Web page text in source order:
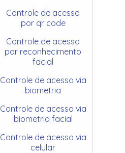
Controle de acesso
por qr code
Controle de acesso
por reconhecimento
facial
Controle de acesso via
biometria
Controle de acesso via
biometria facial
Controle de acesso via
celular